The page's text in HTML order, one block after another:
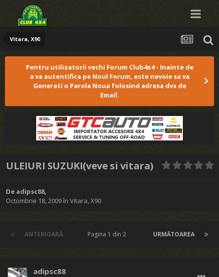
Vitara, X90
Pentru utilizatorii vechi Forum Club4x4 - Inainte de
a va autentifica pe Noul Forum, este nevoie sa va
Generati o Parola Noua folosind adresa dvs de
Email.
ULEIURI SUZUKI(veve si vitara)
De adipsc88,
Octombrie 18, 2009în Vitara, X90
ANTERIOARĂ URMĂTOAREA
Pagina 1 din 2
adipsc88